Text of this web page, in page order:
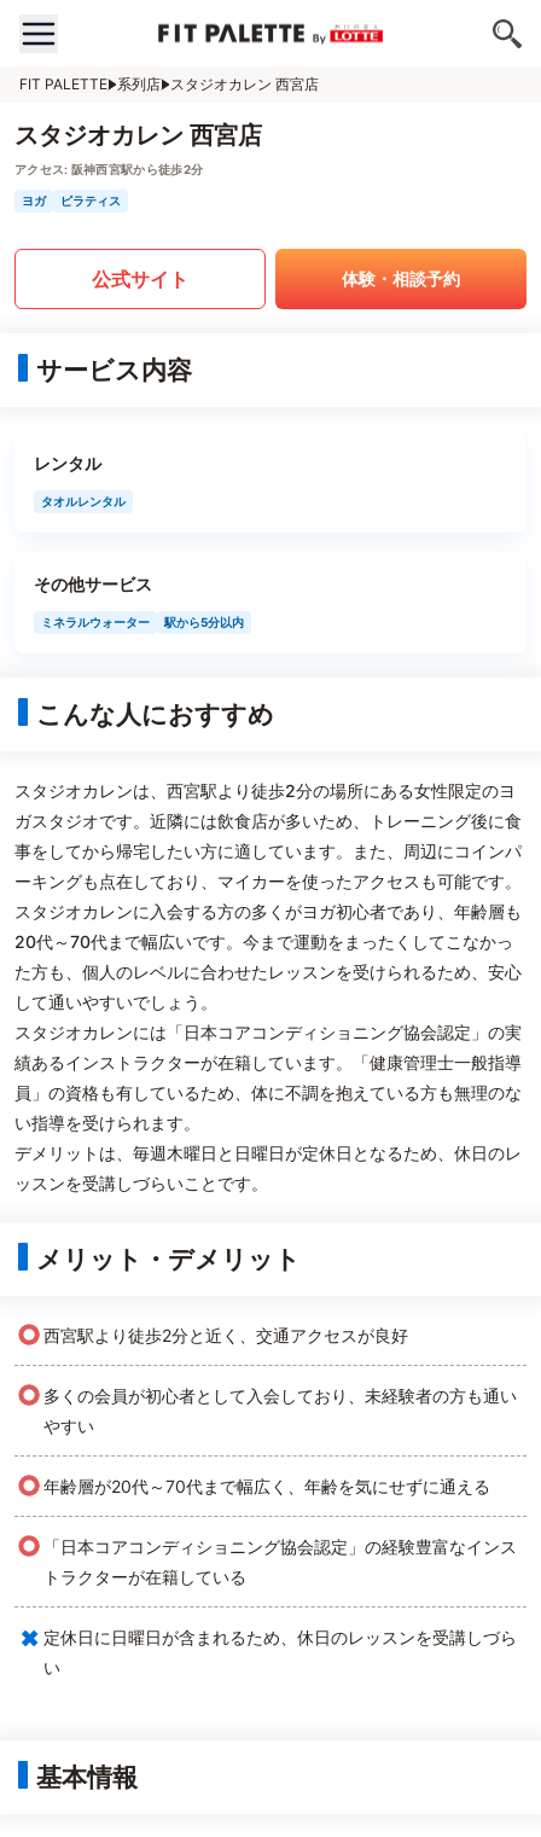
FIT PALETTE 系列店 スタジオカレン 西宮店
スタジオカレン 西宮店
アクセス: 阪神西宮駅から徒歩2分
ヨガ ピラティス
公式サイト 体験・相談予約
サービス内容
レンタル
タオルレンタル
その他サービス
ミネラルウォーター 駅から5分以内
こんな人におすすめ
スタジオカレンは、西宮駅より徒歩2分の場所にある女性限定のヨ
ガスタジオです。近隣には飲食店が多いため、トレーニング後に食
事をしてから帰宅したい方に適しています。また、周辺にコインパ
ーキングも点在しており、マイカーを使ったアクセスも可能です。
スタジオカレンに入会する方の多くがヨガ初心者であり、年齢層も
20代～70代まで幅広いです。今まで運動をまったくしてこなかっ
た方も、個人のレベルに合わせたレッスンを受けられるため、安心
して通いやすいでしょう。
スタジオカレンには「日本コアコンディショニング協会認定」の実
績あるインストラクターが在籍しています。「健康管理士一般指導
員」の資格も有しているため、体に不調を抱えている方も無理のな
い指導を受けられます。
デメリットは、毎週木曜日と日曜日が定休日となるため、休日のレ
ッスンを受講しづらいことです。
メリット・デメリット
○西宮駅より徒歩2分と近く、交通アクセスが良好
○ 多くの会員が初心者として入会しており、未経験者の方も通い
やすい
○年齢層が20代～70代まで幅広く、年齢を気にせずに通える
○
「日本コアコンディショニング協会認定」の経験豊富なインス
トラクターが在籍している
× 定休日に日曜日が含まれるため、休日のレッスンを受講しづら
い
基本情報